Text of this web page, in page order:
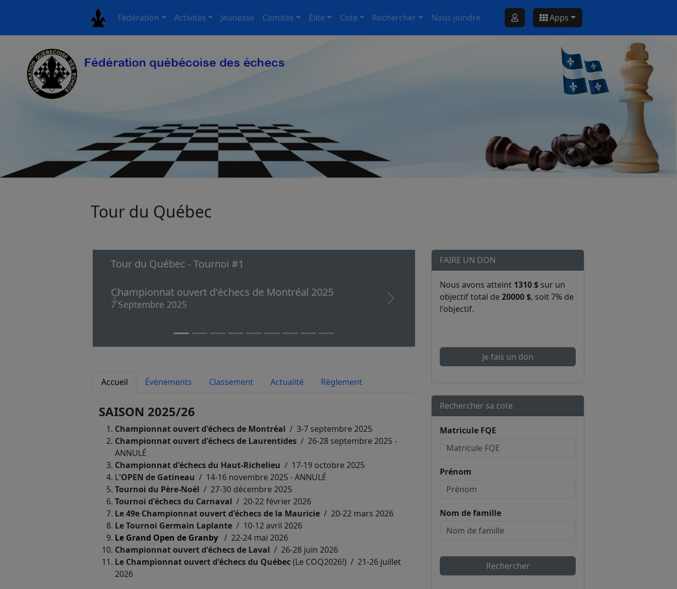
Fédération Activités Jeunesse Comités Élite Cote Rechercher Nous joindre Apps
Tour du Québec
Tour du Québec - Tournoi #1
Championnat ouvert d'échecs de Montréal 2025
7 Septembre 2025
Previous Next
Accueil Évènements Classement Actualité Règlement
SAISON 2025/26
Championnat ouvert d'échecs de Montréal / 3-7 septembre 2025
Championnat ouvert d'échecs de Laurentides / 26-28 septembre 2025 -
ANNULÉ
Championnat d'échecs du Haut-Richelieu / 17-19 octobre 2025
L'OPEN de Gatineau / 14-16 novembre 2025 - ANNULÉ
Tournoi du Père-Noël / 27-30 décembre 2025
Tournoi d'échecs du Carnaval / 20-22 février 2026
Le 49e Championnat ouvert d'échecs de la Mauricie / 20-22 mars 2026
Le Tournoi Germain Laplante / 10-12 avril 2026
Le Grand Open de Granby / 22-24 mai 2026
Championnat ouvert d'échecs de Laval / 26-28 juin 2026
Le Championnat ouvert d'échecs du Québec(Le COQ2026!) / 21-26 juillet
2026
FAIRE UN DON
Nous avons atteint 1310 $ sur un
objectif total de 20000 $, soit 7% de
l'objectif.
Je fais un don
Rechercher sa cote
Matricule FQE
Prénom
Nom de famille
Rechercher